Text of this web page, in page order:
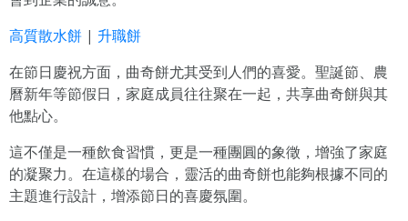
高質散水餅 | 升職餅
在節日慶祝方面，曲奇餅尤其受到人們的喜愛。聖誕節、農
曆新年等節假日，家庭成員往往聚在一起，共享曲奇餅與其
他點心。
這不僅是一種飲食習慣，更是一種團圓的象徵，增強了家庭
的凝聚力。在這樣的場合，靈活的曲奇餅也能夠根據不同的
主題進行設計，增添節日的喜慶氛圍。